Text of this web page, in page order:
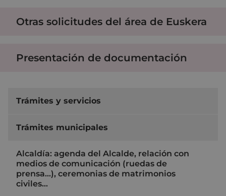
Otras solicitudes del área de Euskera
Presentación de documentación
Trámites y servicios
Trámites municipales
Alcaldía: agenda del Alcalde, relación con
medios de comunicación (ruedas de
prensa…), ceremonias de matrimonios
civiles…